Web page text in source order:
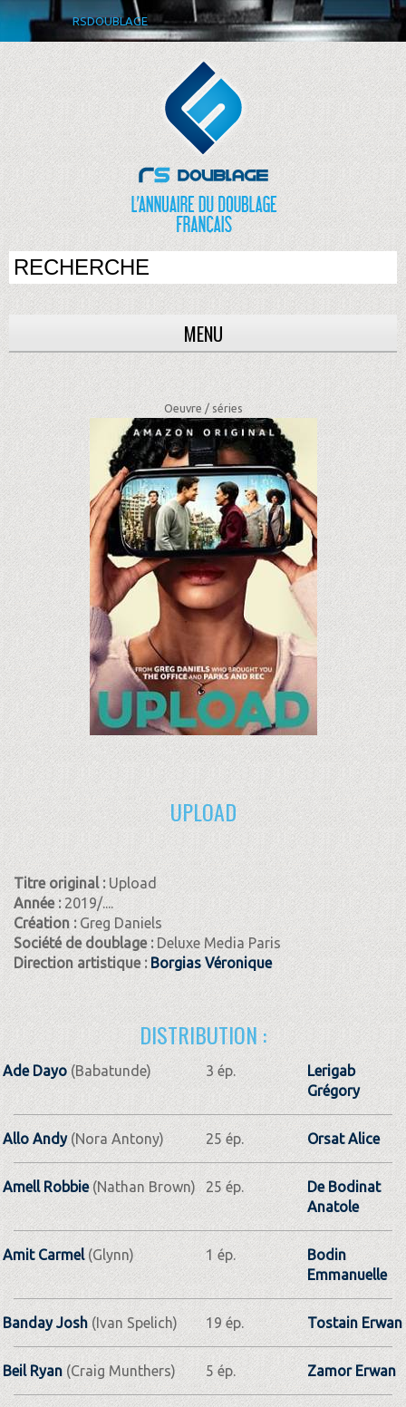
RSDOUBLAGE
MENU
Oeuvre /séries
UPLOAD
Titre original : Upload
Année : 2019/....
Création : Greg Daniels
Société de doublage :Deluxe Media Paris
Direction artistique : Borgias Véronique
DISTRIBUTION :
Ade Dayo(Babatunde) 3 ép.
Lerigab
Grégory
Allo Andy(Nora Antony) 25 ép. Orsat Alice
Amell Robbie(Nathan Brown) 25 ép.
De Bodinat
Anatole
Amit Carmel(Glynn) 1 ép.
Bodin
Emmanuelle
Banday Josh (Ivan Spelich) 19 ép. Tostain Erwan
Beil Ryan (Craig Munthers) 5 ép. Zamor Erwan